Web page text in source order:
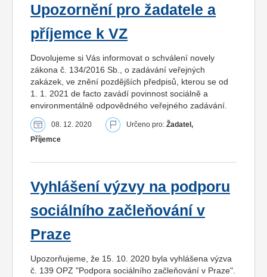
Upozornění pro žadatele a
příjemce k VZ
Dovolujeme si Vás informovat o schválení novely
zákona č. 134/2016 Sb., o zadávání veřejných
zakázek, ve znění pozdějších předpisů, kterou se od
1. 1. 2021 de facto zavádí povinnost sociálně a
environmentálně odpovědného veřejného zadávání.
08. 12. 2020 Určeno pro: Žadatel,
Příjemce
Vyhlášení výzvy na podporu
sociálního začleňování v
Praze
Upozorňujeme, že 15. 10. 2020 byla vyhlášena výzva
č. 139 OPZ "Podpora sociálního začleňování v Praze".